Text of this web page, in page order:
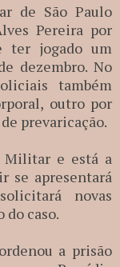
de São Paulo
Pereira por
ter jogado um
dezembro. No
também
outro por
prevaricação.
Militar e está a
se apresentará
novas
do caso.
a prisão